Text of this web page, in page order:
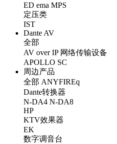
ED ema MPS
定压类
IST
Dante AV
全部
AV over IP 网络传输设备
APOLLO SC
周边产品
全部 ANYFIREq
Dante转换器
N-DA4 N-DA8
HP
KTV效果器
EK
数字调音台